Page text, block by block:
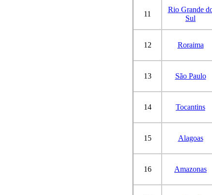
11
Rio Grande
Sul
12 Roraima
13 São Paulo
14 Tocantins
15 Alagoas
16 Amazonas